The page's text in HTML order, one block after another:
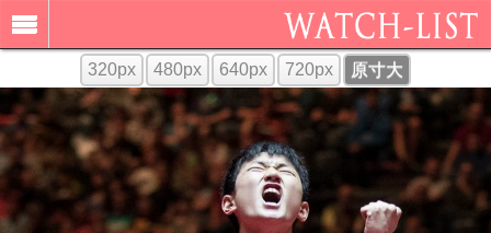
320px 480px 640px 720px 原寸大